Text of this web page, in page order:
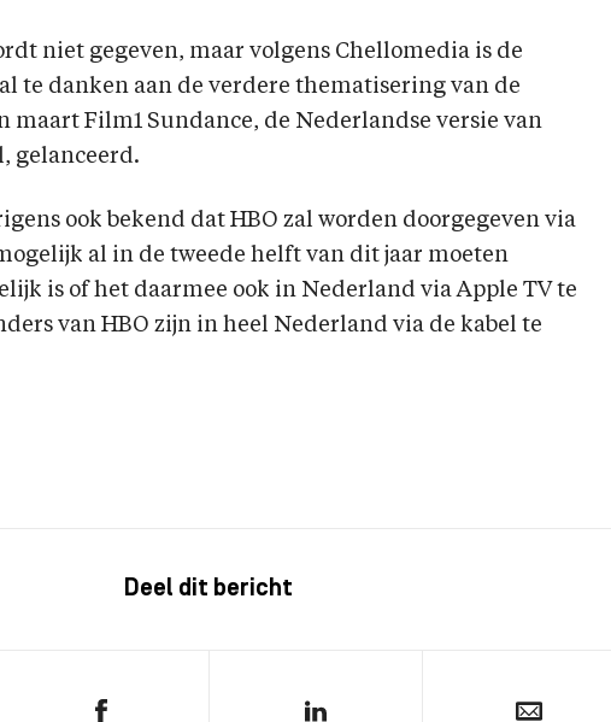
niet gegeven, maar volgens Chellomedia is de
te danken aan de verdere thematisering van de
maart Film1 Sundance, de Nederlandse versie van
gelanceerd.
ook bekend dat HBO zal worden doorgegeven via
al in de tweede helft van dit jaar moeten
is of het daarmee ook in Nederland via Apple TV te
van HBO zijn in heel Nederland via de kabel te
Deel dit bericht